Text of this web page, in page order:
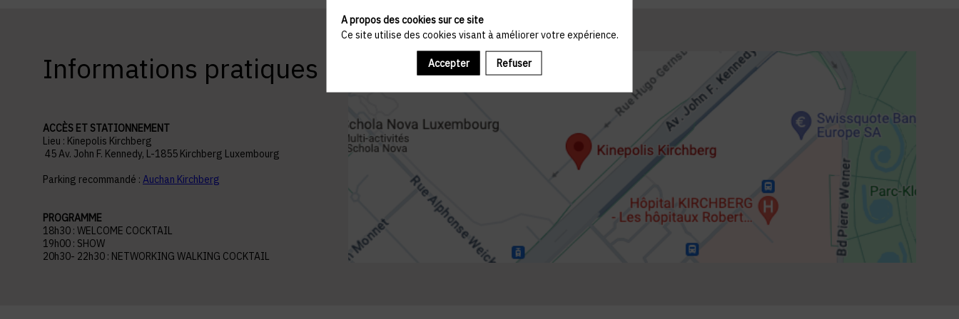
Informations pratiques
ACCÈS ET STATIONNEMENT
Lieu : Kinepolis Kirchberg
45 Av. John F. Kennedy, L-1855 Kirchberg Luxembourg
Parking recommandé : Auchan Kirchberg
PROGRAMME
18h30 : WELCOME COCKTAIL
19h00 : SHOW
20h30- 22h30 : NETWORKING WALKING COCKTAIL
A propos des cookies sur ce site
Ce site utilise des cookies visant à améliorer votre expérience.
Accepter Refuser